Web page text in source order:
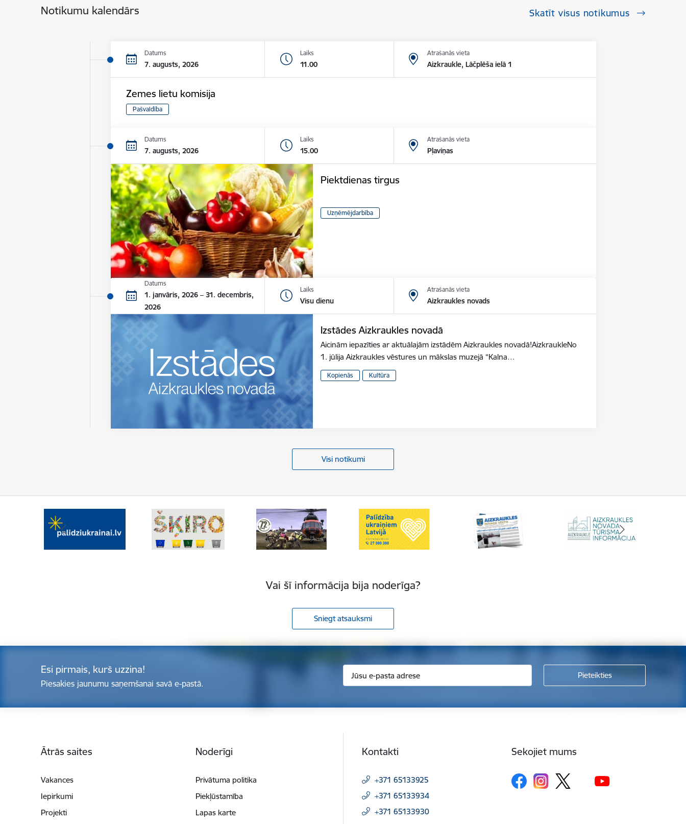
Notikumu kalendārs Skatīt visus notikumus
Datums
7. augusts, 2026
Laiks
11.00
Atrašanās vieta
Aizkraukle, Lāčplēša ielā 1
Zemes lietu komisija
Pašvaldība
Datums
7. augusts, 2026
Laiks
15.00
Atrašanās vieta
Pļaviņas
Piektdienas tirgus
Uzņēmējdarbība
Datums
1. janvāris, 2026 – 31. decembris,
2026
Laiks
Visu dienu
Atrašanās vieta
Aizkraukles novads
Izstādes Aizkraukles novadā
Aicinām iepazīties ar aktuālajām izstādēm Aizkraukles novadā!AizkraukleNo
1. jūlija Aizkraukles vēstures un mākslas muzejā “Kalna…
Kopienās Kultūra
Visi notikumi
Vai šī informācija bija noderīga?
Sniegt atsauksmi
Esi pirmais, kurš uzzina!
Piesakies jaunumu saņemšanai savā e-pastā.
Ātrās saites
Vakances
Iepirkumi
Projekti
Noderīgi
Privātuma politika
Piekļūstamība
Lapas karte
Kontakti
+371 65133925
+371 65133934
+371 65133930
Sekojiet mums